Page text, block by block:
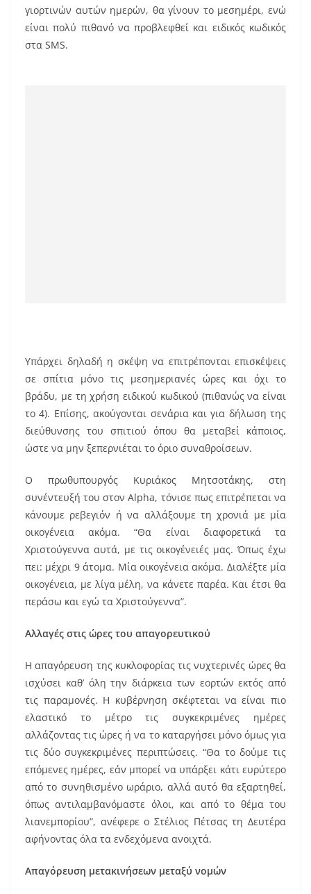
γιορτινών αυτών ημερών, θα γίνουν το μεσημέρι, ενώ
είναι πολύ πιθανό να προβλεφθεί και ειδικός κωδικός
στα SMS.
Υπάρχει δηλαδή η σκέψη να επιτρέπονται επισκέψεις
σε σπίτια μόνο τις μεσημεριανές ώρες και όχι το
βράδυ, με τη χρήση ειδικού κωδικού (πιθανώς να είναι
το 4). Επίσης, ακούγονται σενάρια και για δήλωση της
διεύθυνσης του σπιτιού όπου θα μεταβεί κάποιος,
ώστε να μην ξεπερνιέται το όριο συναθροίσεων.
Ο πρωθυπουργός Κυριάκος Μητσοτάκης, στη
συνέντευξή του στον Alpha, τόνισε πως επιτρέπεται να
κάνουμε ρεβεγιόν ή να αλλάξουμε τη χρονιά με μία
οικογένεια ακόμα. “Θα είναι διαφορετικά τα
Χριστούγεννα αυτά, με τις οικογένειές μας. Όπως έχω
πει: μέχρι 9 άτομα. Μία οικογένεια ακόμα. Διαλέξτε μία
οικογένεια, με λίγα μέλη, να κάνετε παρέα. Και έτσι θα
περάσω και εγώ τα Χριστούγεννα”.
Αλλαγές στις ώρες του απαγορευτικού
Η απαγόρευση της κυκλοφορίας τις νυχτερινές ώρες θα
ισχύσει καθ’ όλη την διάρκεια των εορτών εκτός από
τις παραμονές. Η κυβέρνηση σκέφτεται να είναι πιο
ελαστικό το μέτρο τις συγκεκριμένες ημέρες
αλλάζοντας τις ώρες ή να το καταργήσει μόνο όμως για
τις δύο συγκεκριμένες περιπτώσεις. “Θα το δούμε τις
επόμενες ημέρες, εάν μπορεί να υπάρξει κάτι ευρύτερο
από το συνηθισμένο ωράριο, αλλά αυτό θα εξαρτηθεί,
όπως αντιλαμβανόμαστε όλοι, και από το θέμα του
λιανεμπορίου”, ανέφερε ο Στέλιος Πέτσας τη Δευτέρα
αφήνοντας όλα τα ενδεχόμενα ανοιχτά.
Απαγόρευση μετακινήσεων μεταξύ νομών